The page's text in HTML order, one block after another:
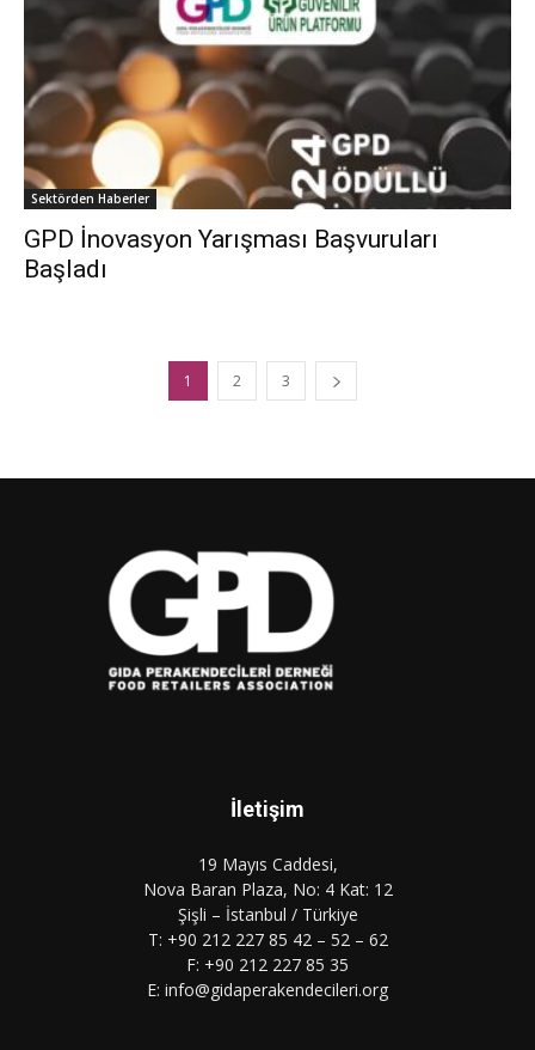
Sektörden Haberler
GPD İnovasyon Yarışması Başvuruları
Başladı
1 2 3
İletişim
19 Mayıs Caddesi,
Nova Baran Plaza, No: 4 Kat: 12
Şişli – İstanbul / Türkiye
T: +90 212 227 85 42 – 52 – 62
F: +90 212 227 85 35
E: info@gidaperakendecileri.org